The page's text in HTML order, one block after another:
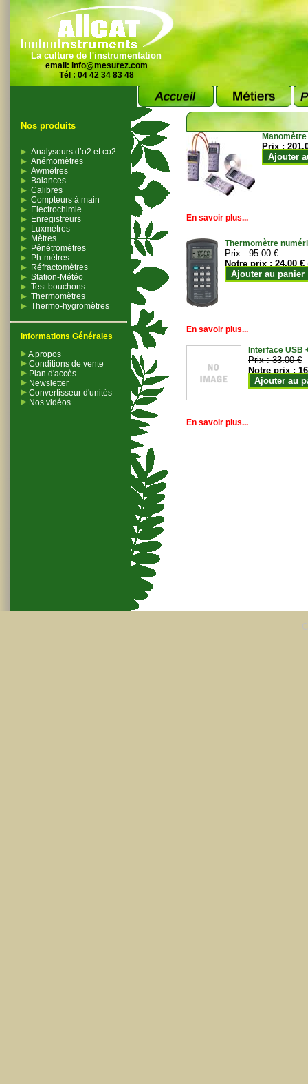
La culture de l'instrumentation
email: info@mesurez.com
Tél : 04 42 34 83 48
Nos produits
Analyseurs d’o2 et co2
Anémomètres
Awmètres
Balances
Calibres
Compteurs à main
Electrochimie
Enregistreurs
Luxmètres
Mètres
Pénétromètres
Ph-mètres
Réfractomètres
Station-Météo
Test bouchons
Thermomètres
Thermo-hygromètres
Informations Générales
A propos
Conditions de vente
Plan d'accès
Newsletter
Convertisseur d'unités
Nos vidéos
Prix :
Ajouter
En savoir plus...
Thermomètre
Prix :95.00 €
Notre prix :24.00 €
Ajouter au panier
En savoir plus...
Interface USB
Prix :33.00 €
Notre prix :
Ajouter au
En savoir plus...